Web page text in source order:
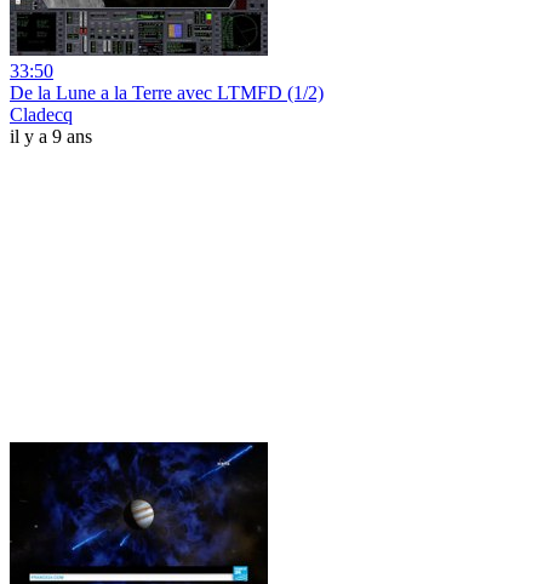
33:50
De la Lune a la Terre avec LTMFD (1/2)
Cladecq
il y a 9 ans